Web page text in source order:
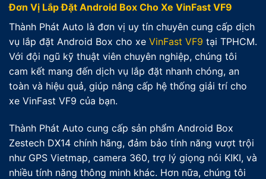
Đơn Vị Lắp Đặt Android Box Cho Xe VinFast VF9
Thành Phát Auto là đơn vị uy tín chuyên cung cấp dịch
vụ lắp đặt Android Box cho xe VinFast VF9 tại TPHCM.
Với đội ngũ kỹ thuật viên chuyên nghiệp, chúng tôi
cam kết mang đến dịch vụ lắp đặt nhanh chóng, an
toàn và hiệu quả, giúp nâng cấp hệ thống giải trí cho
xe VinFast VF9 của bạn.
Thành Phát Auto cung cấp sản phẩm Android Box
Zestech DX14 chính hãng, đảm bảo tính năng vượt trội
như GPS Vietmap, camera 360, trợ lý giọng nói KIKI, và
nhiều tính năng thông minh khác. Hơn nữa, chúng tôi